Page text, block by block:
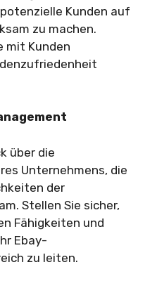
Kunden auf
zu machen.
mit Kunden
über die
Unternehmens, die
der
Stellen Sie sicher,
Fähigkeiten und
Ebay-
zu leiten.